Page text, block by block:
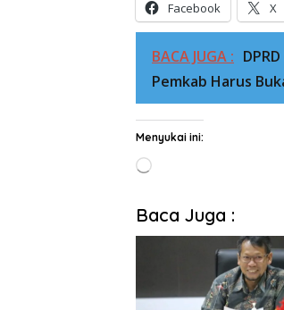
Facebook X
BACA JUGA :
Pemkab Harus
Menyukai ini:
Memuat...
Baca Juga :